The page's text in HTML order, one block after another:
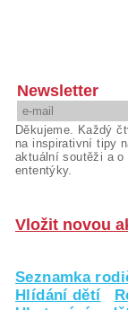
Newsletter
Děkujeme. Každý
na inspirativní tipy
aktuální soutěži a o
ententýky.
Vložit novou
Seznamka
Hlídání dětí